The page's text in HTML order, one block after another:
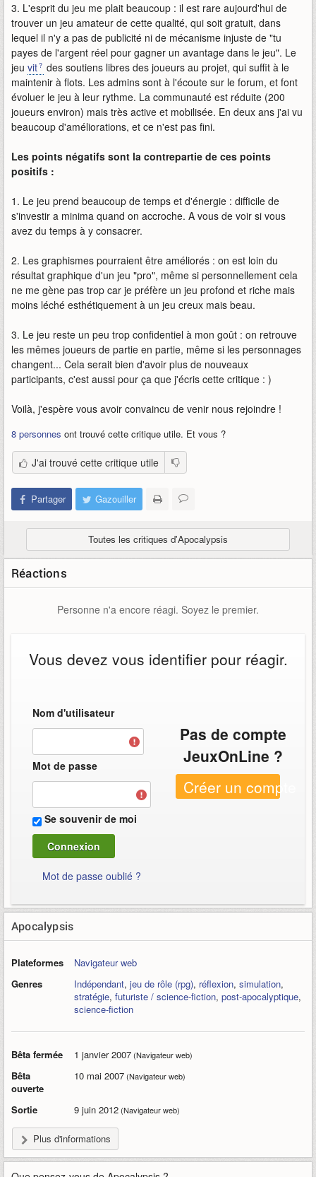
3. L'esprit du jeu me plait beaucoup : il est rare aujourd'hui de
trouver un jeu amateur de cette qualité, qui soit gratuit, dans
lequel il n'y a pas de publicité ni de mécanisme injuste de "tu
payes de l'argent réel pour gagner un avantage dans le jeu". Le
jeu vit
des soutiens libres des joueurs au projet, qui suffit à le
maintenir à flots. Les admins sont à l'écoute sur le forum, et font
évoluer le jeu à leur rythme. La communauté est réduite (200
joueurs environ) mais très active et mobilisée. En deux ans j'ai vu
beaucoup d'améliorations, et ce n'est pas fini.
Les points négatifs sont la contrepartie de ces points
positifs :
1. Le jeu prend beaucoup de temps et d'énergie : difficile de
s'investir a minima quand on accroche. A vous de voir si vous
avez du temps à y consacrer.
2. Les graphismes pourraient être améliorés : on est loin du
résultat graphique d'un jeu "pro", même si personnellement cela
ne me gène pas trop car je préfère un jeu profond et riche mais
moins léché esthétiquement à un jeu creux mais beau.
3. Le jeu reste un peu trop confidentiel à mon goût : on retrouve
les mêmes joueurs de partie en partie, même si les personnages
changent... Cela serait bien d'avoir plus de nouveaux
participants, c'est aussi pour ça que j'écris cette critique : )
Voilà, j'espère vous avoir convaincu de venir nous rejoindre !
8 personnes ont trouvé cette critique utile. Et vous ?
J'ai trouvé cette critique utile
Partager Gazouiller
Toutes les critiques d'Apocalypsis
Réactions
Personne n'a encore réagi. Soyez le premier.
Vous devez vous identifier pour réagir.
Nom d'utilisateur
Mot de passe
Se souvenir de moi
Mot de passe oublié ?
Pas de compte
JeuxOnLine ?
Créer un compte
Apocalypsis
Plateformes
Navigateur web
Genres
Indépendant, jeu de rôle (rpg), réflexion, simulation,
stratégie, futuriste / science-fiction, post-apocalyptique,
science-fiction
Bêta fermée 1 janvier 2007(Navigateur web)
Bêta
ouverte
10 mai 2007(Navigateur web)
Sortie 9 juin 2012(Navigateur web)
Plus d'informations